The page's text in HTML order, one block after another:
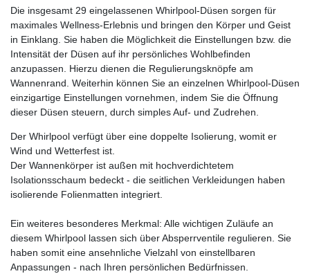
Die insgesamt 29 eingelassenen Whirlpool-Düsen sorgen für
maximales Wellness-Erlebnis und bringen den Körper und Geist
in Einklang. Sie haben die Möglichkeit die Einstellungen bzw. die
Intensität der Düsen auf ihr persönliches Wohlbefinden
anzupassen. Hierzu dienen die Regulierungsknöpfe am
Wannenrand. Weiterhin können Sie an einzelnen Whirlpool-Düsen
einzigartige Einstellungen vornehmen, indem Sie die Öffnung
dieser Düsen steuern, durch simples Auf- und Zudrehen.
Der Whirlpool verfügt über eine doppelte Isolierung, womit er
Wind und Wetterfest ist.
Der Wannenkörper ist außen mit hochverdichtetem
Isolationsschaum bedeckt - die seitlichen Verkleidungen haben
isolierende Folienmatten integriert.
Ein weiteres besonderes Merkmal: Alle wichtigen Zuläufe an
diesem Whirlpool lassen sich über Absperrventile regulieren. Sie
haben somit eine ansehnliche Vielzahl von einstellbaren
Anpassungen - nach Ihren persönlichen Bedürfnissen.